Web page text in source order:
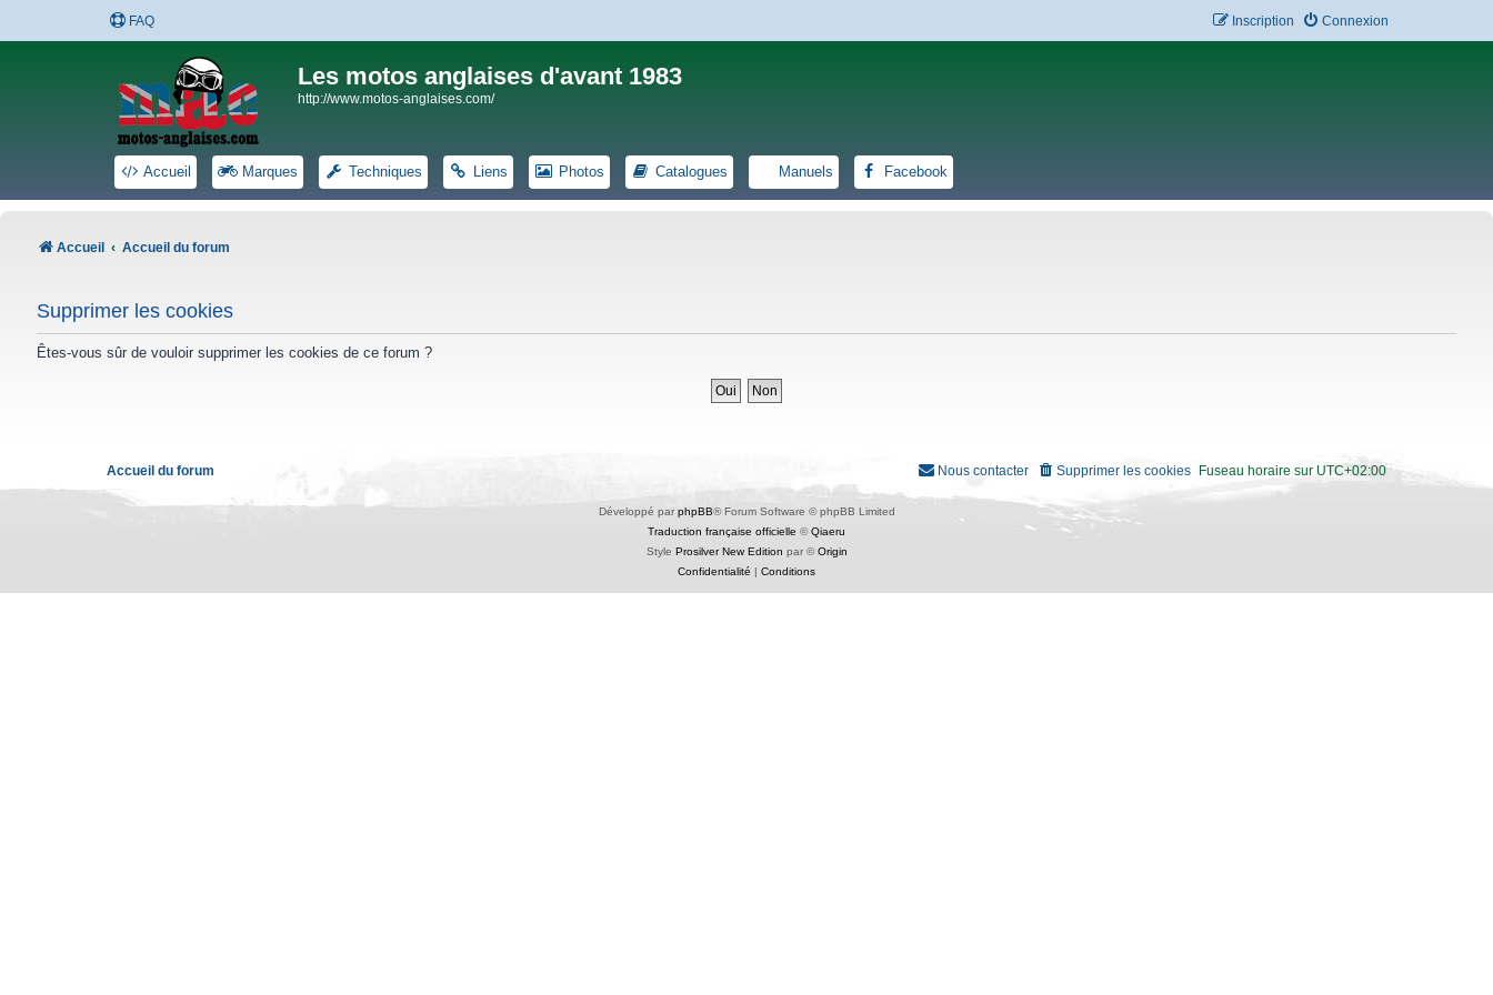
FAQ Connexion
Inscription
Les motos anglaises d'avant 1983
http://www.motos-anglaises.com/
Accueil Marques Techniques Liens Photos Catalogues Manuels Facebook
Accueil Accueil du forum
Supprimer les cookies
Êtes-vous sûr de vouloir supprimer les cookies de ce forum ?
Accueil du forum Fuseau horaire sur UTC+02:00
Supprimer les cookies
Nous contacter
Développé par phpBB® Forum Software © phpBB Limited
Traduction française officielle ©Qiaeru
Style Prosilver New Edition par ©Origin
Confidentialité | Conditions